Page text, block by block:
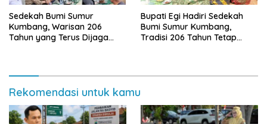
Sedekah Bumi Sumur
Kumbang, Warisan 206
Tahun yang Terus Dijaga
Bupati Egi Hadiri Sedekah
Bumi Sumur Kumbang,
Tradisi 206 Tahun Tetap
Rekomendasi untuk kamu